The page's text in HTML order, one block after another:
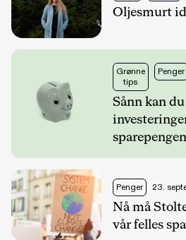
Oljesmurt
Grønne
tips
Penger
Sånn kan
Penger 23.
Nå må
vår felles